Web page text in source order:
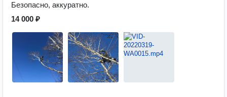
Безопасно, аккуратно.
14 000 ₽